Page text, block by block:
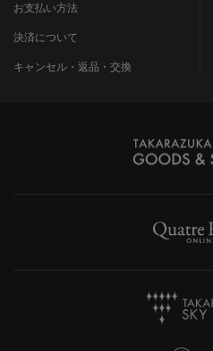
お支払い方法
決済について
キャンセル・返品・交換